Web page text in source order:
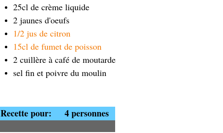
25cl de crème liquide
2 jaunes d'oeufs
1/2 jus de citron
15cl de fumet de poisson
2 cuillère à café de moutarde
sel fin et poivre du moulin
Recette pour: 4 personnes